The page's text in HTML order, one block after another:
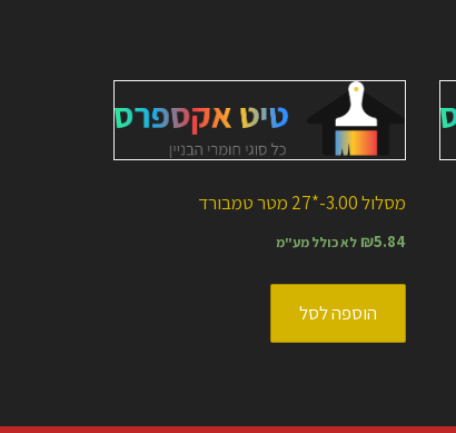
מסלול 3.00-*27 מטר טמבורד
₪5.84 לא כולל מע"מ
הוספה לסל